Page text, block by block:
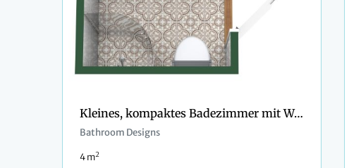
Kleines, kompaktes Badezimmer mit Waschmaschine und Trockner
Bathroom Designs
4 m2